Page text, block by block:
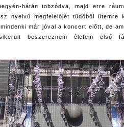
hátán tobzódva, majd erre
nyelvű megfelelőjét tüdőből ütemre
már jóval a koncert előtt, de
beszereznem életem első